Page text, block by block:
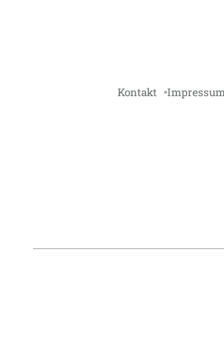
Kontakt